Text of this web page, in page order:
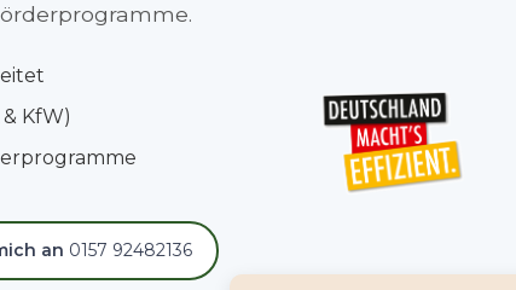
KfW)
an 0157 92482136